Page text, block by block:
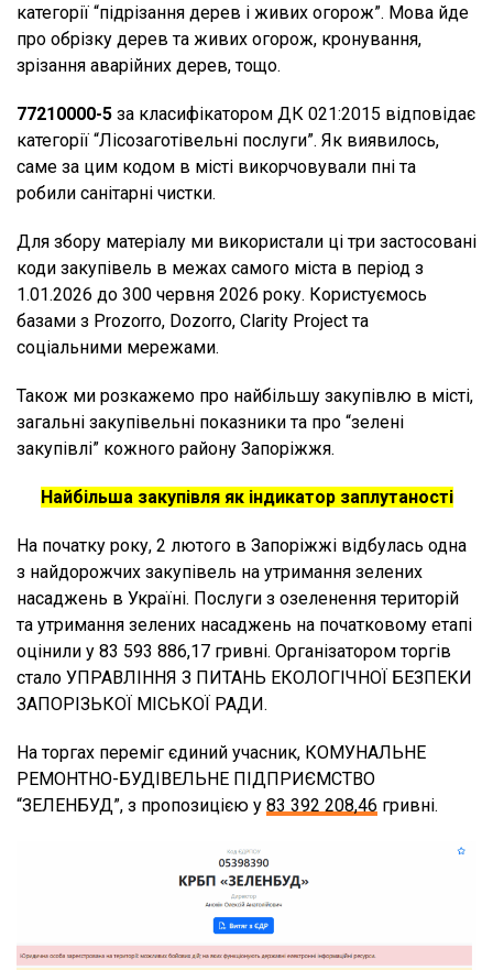
категорії “підрізання дерев і живих огорож”. Мова йде
про обрізку дерев та живих огорож, кронування,
зрізання аварійних дерев, тощо.
77210000-5 за класифікатором ДК 021:2015 відповідає
категорії “Лісозаготівельні послуги”. Як виявилось,
саме за цим кодом в місті викорчовували пні та
робили санітарні чистки.
Для збору матеріалу ми використали ці три застосовані
коди закупівель в межах самого міста в період з
1.01.2026 до 300 червня 2026 року. Користуємось
базами з Prozorro, Dozorro, Clarity Project та
соціальними мережами.
Також ми розкажемо про найбільшу закупівлю в місті,
загальні закупівельні показники та про “зелені
закупівлі” кожного району Запоріжжя.
Найбільша закупівля як індикатор заплутаності
На початку року, 2 лютого в Запоріжжі відбулась одна
з найдорожчих закупівель на утримання зелених
насаджень в Україні. Послуги з озеленення територій
та утримання зелених насаджень на початковому етапі
оцінили у 83 593 886,17 гривні. Організатором торгів
стало УПРАВЛІННЯ З ПИТАНЬ ЕКОЛОГІЧНОЇ БЕЗПЕКИ
ЗАПОРІЗЬКОЇ МІСЬКОЇ РАДИ.
На торгах переміг єдиний учасник, КОМУНАЛЬНЕ
РЕМОНТНО-БУДІВЕЛЬНЕ ПІДПРИЄМСТВО
“ЗЕЛЕНБУД”, з пропозицією у 83 392 208,46 гривні.